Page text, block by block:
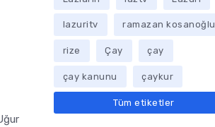
lazuritv ramazan kosanoğlu
rize Çay çay
çay kanunu çaykur
Tüm etiketler